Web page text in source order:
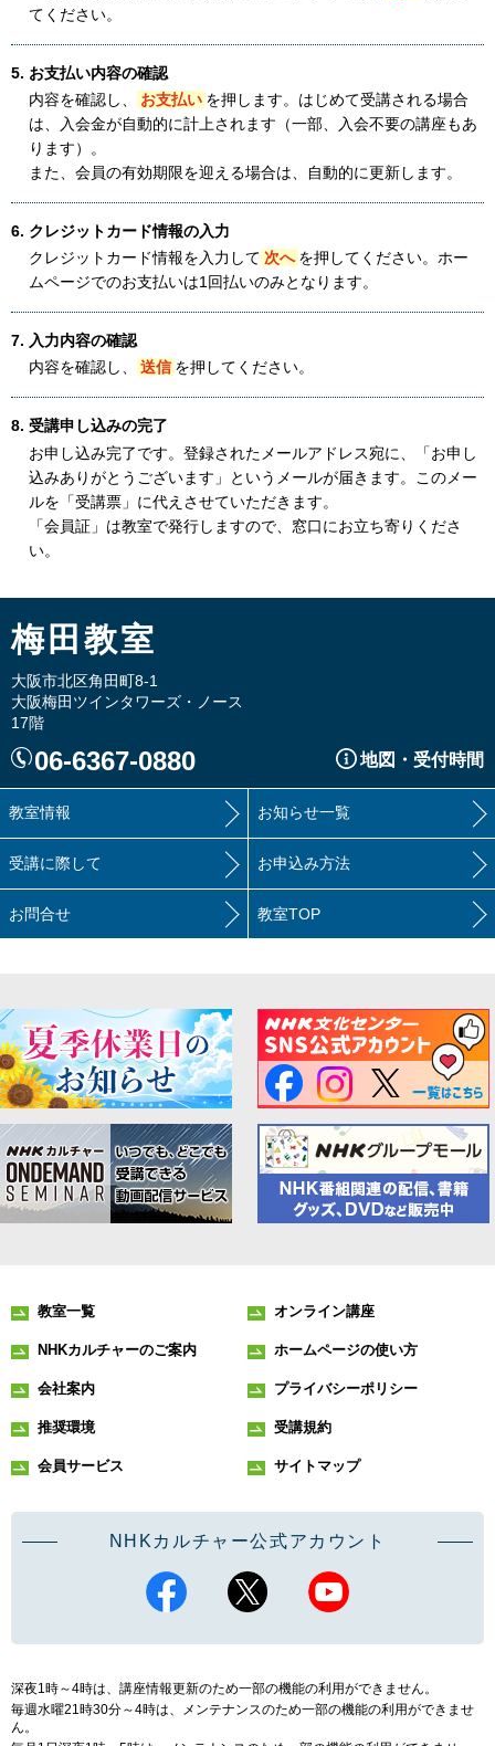
てください。
5. お支払い内容の確認
内容を確認し、
お支払い を押します。はじめて受講される場合
は、入会金が自動的に計上されます（一部、入会不要の講座もあ
ります）。
また、会員の有効期限を迎える場合は、自動的に更新します。
6. クレジットカード情報の入力
クレジットカード情報を入力して 次へ を押してください。ホー
ムページでのお支払いは1回払いのみとなります。
7. 入力内容の確認
内容を確認し、
送信 を押してください。
8. 受講申し込みの完了
お申し込み完了です。登録されたメールアドレス宛に、「お申し
込みありがとうございます」というメールが届きます。このメー
ルを「受講票」に代えさせていただきます。
「会員証」は教室で発行しますので、窓口にお立ち寄りくださ
い。
梅田教室
大阪市北区角田町8-1
大阪梅田ツインタワーズ・ノース
17階
06-6367-0880 地図・受付時間
教室情報 お知らせ一覧
受講に際して お申込み方法
お問合せ 教室TOP
教室一覧 オンライン講座
NHKカルチャーのご案内 ホームページの使い方
会社案内 プライバシーポリシー
推奨環境 受講規約
会員サービス サイトマップ
NHKカルチャー公式アカウント
深夜1時～4時は、講座情報更新のため一部の機能の利用ができません。
毎週水曜21時30分～4時は、メンテナンスのため一部の機能の利用ができませ
ん。